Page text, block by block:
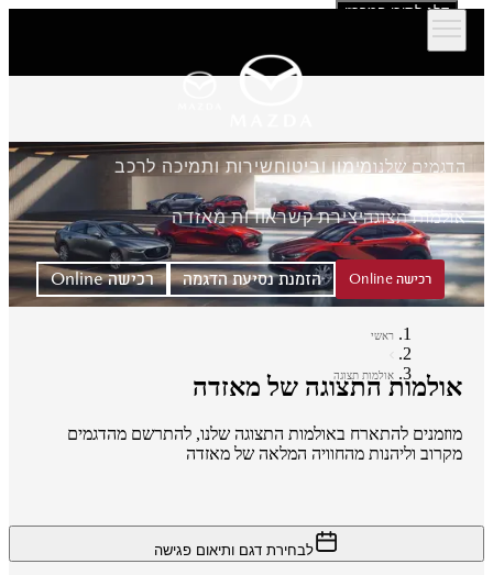
דלג לתוכן המרכזי
הדגמים שלנומימון וביטוחשירות ותמיכה לרכב
אולמות תצוגהיצירת קשראודות מאזדה
רכישה Online הזמנת נסיעת הדגמה רכישה Online
ראשי
אולמות תצוגה
אולמות התצוגה של מאזדה
מוזמנים להתארח באולמות התצוגה שלנו, להתרשם מהדגמים
מקרוב וליהנות מהחוויה המלאה של מאזדה
לבחירת דגם ותיאום פגישה